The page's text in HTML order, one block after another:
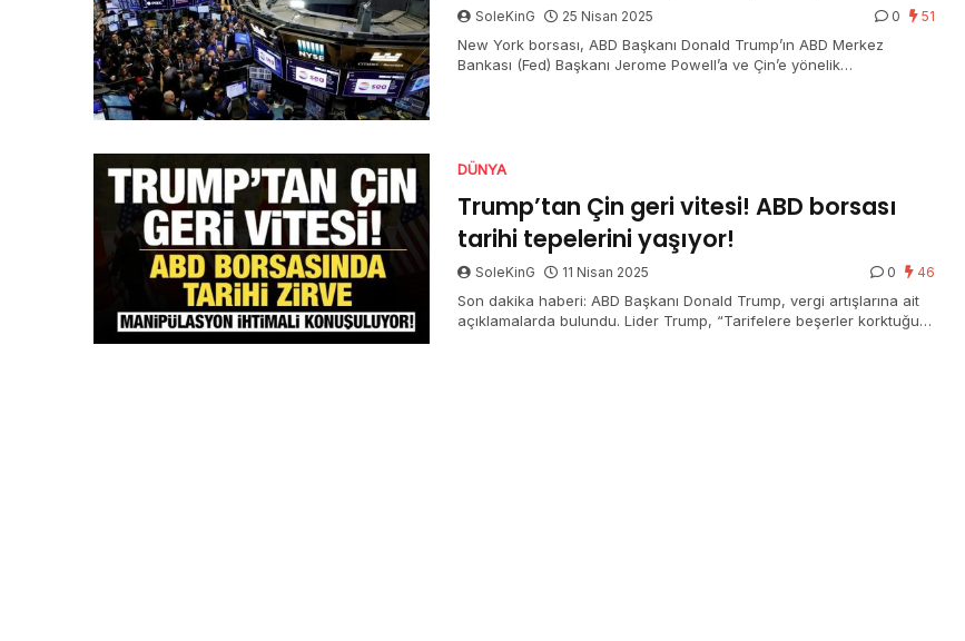
SoleKinG 25 Nisan 2025 0 51
New York borsası, ABD Başkanı Donald Trump’ın ABD Merkez
Bankası (Fed) Başkanı Jerome Powell’a ve Çin’e yönelik
DÜNYA
Trump’tan Çin geri vitesi! ABD borsası
tarihi tepelerini yaşıyor!
SoleKinG 11 Nisan 2025 0 46
Son dakika haberi: ABD Başkanı Donald Trump, vergi artışlarına ait
açıklamalarda bulundu. Lider Trump, “Tarifelere beşerler korktuğu